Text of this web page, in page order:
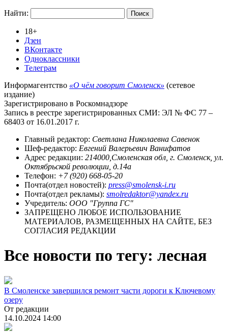
Найти:
18+
Дзен
ВКонтакте
Одноклассники
Телеграм
Информагентство «О чём говорит Смоленск» (сетевое
издание)
Зарегистрировано в Роскомнадзоре
Запись в реестре зарегистрированных СМИ: ЭЛ № ФС 77 –
68403 от 16.01.2017 г.
Главный редактор: Светлана Николаевна Савенок
Шеф-редактор: Евгений Валерьевич Ванифатов
Адрес редакции: 214000,Смоленская обл, г. Смоленск, ул.
Октябрьской революции, д.14а
Телефон: +7 (920) 668-05-20
Почта(отдел новостей): press@smolensk-i.ru
Почта(отдел рекламы): smolredaktor@yandex.ru
Учредитель: ООО "Группа ГС"
ЗАПРЕЩЕНО ЛЮБОЕ ИСПОЛЬЗОВАНИЕ
МАТЕРИАЛОВ, РАЗМЕЩЕННЫХ НА САЙТЕ, БЕЗ
СОГЛАСИЯ РЕДАКЦИИ
Все новости по тегу: лесная
В Смоленске завершился ремонт части дороги к Ключевому
озеру
От редакции
14.10.2024 14:00